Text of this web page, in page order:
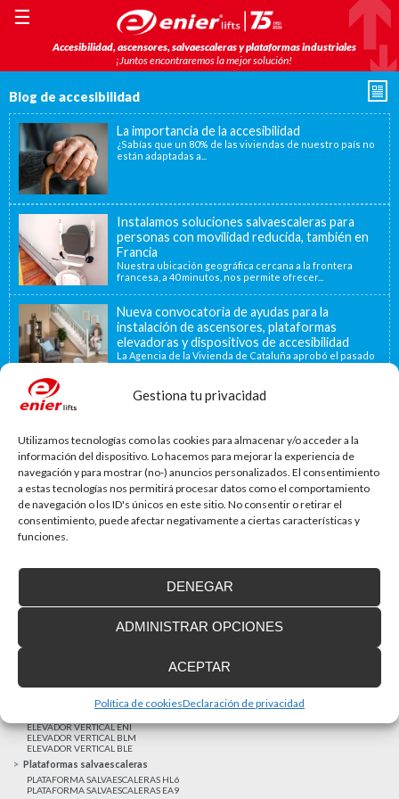
Gestiona tu privacidad
Utilizamos tecnologías como las cookies para almacenar y/o acceder a la
información del dispositivo. Lo hacemos para mejorar la experiencia de
navegación y para mostrar (no-) anuncios personalizados. El consentimiento
a estas tecnologías nos permitirá procesar datos como el comportamiento
de navegación o los ID's únicos en este sitio. No consentir o retirar el
consentimiento, puede afectar negativamente a ciertas características y
funciones.
ACEPTAR
DENEGAR
ADMINISTRAR OPCIONES
Política de cookiesDeclaración de privacidad
Accesibilidad, ascensores, salvaescaleras y plataformas industriales
¡Juntos encontraremos la mejor solución!
☰
Blog de accesibilidad
La importancia de la accesibilidad
¿Sabías que un 80% de las viviendas de nuestro país no
están adaptadas a...
Instalamos soluciones salvaescaleras para
personas con movilidad reducida, también en
Francia
Nuestra ubicación geográfica cercana a la frontera
francesa, a 40 minutos, nos permite ofrecer...
Nueva convocatoria de ayudas para la
instalación de ascensores, plataformas
elevadoras y dispositivos de accesibilidad
La Agencia de la Vivienda de Cataluña aprobó el pasado
15 de noviembre de...
La accesibilidad universal es una prioridad
MAS NOTICIAS
Elevadores verticales
ELEVADOR VERTICAL ENI
ELEVADOR VERTICAL BLM
ELEVADOR VERTICAL BLE
Plataformas salvaescaleras
PLATAFORMA SALVAESCALERAS HL6
PLATAFORMA SALVAESCALERAS EA9